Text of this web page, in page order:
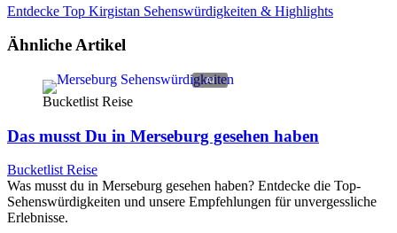
Entdecke Top Kirgistan Sehenswürdigkeiten & Highlights
Ähnliche Artikel
Bucketlist Reise
Das musst Du in Merseburg gesehen haben
Bucketlist Reise
Was musst du in Merseburg gesehen haben? Entdecke die Top-
Sehenswürdigkeiten und unsere Empfehlungen für unvergessliche
Erlebnisse.